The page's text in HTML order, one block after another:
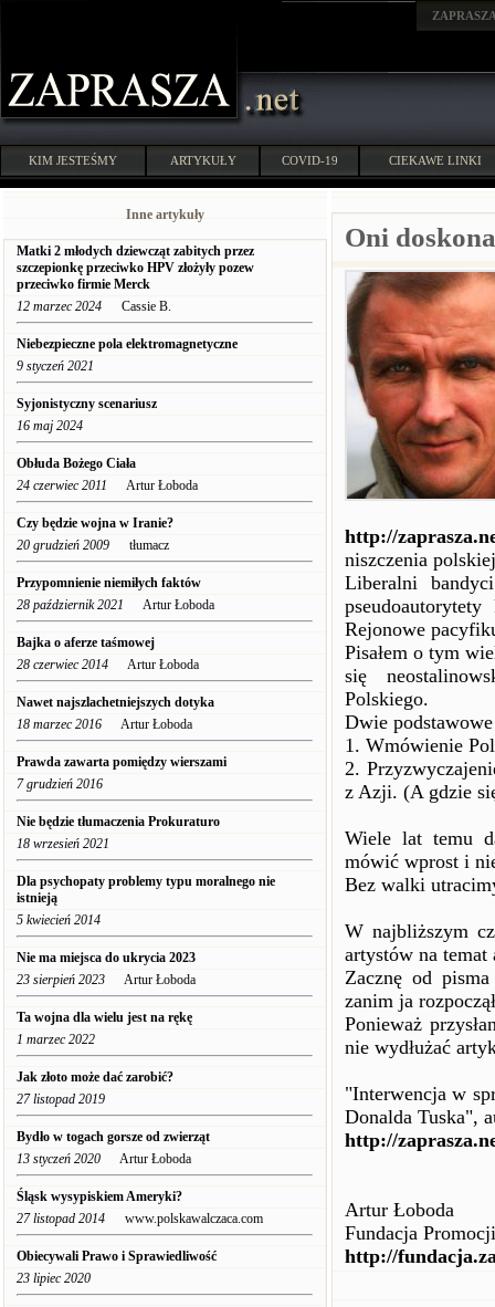
KIM JESTEŚMY ARTYKUŁY COVID-19 CIEKAWE LINKI
Inne artykuły
Matki 2 młodych dziewcząt zabitych przez
szczepionkę przeciwko HPV złożyły pozew
przeciwko firmie Merck
12 marzec 2024 Cassie B.
Niebezpieczne pola elektromagnetyczne
9 styczeń 2021
Syjonistyczny scenariusz
16 maj 2024
Obłuda Bożego Ciała
24 czerwiec 2011 Artur Łoboda
Czy będzie wojna w Iranie?
20 grudzień 2009 tłumacz
Przypomnienie niemiłych faktów
28 październik 2021 Artur Łoboda
Bajka o aferze taśmowej
28 czerwiec 2014 Artur Łoboda
Nawet najszlachetniejszych dotyka
18 marzec 2016 Artur Łoboda
Prawda zawarta pomiędzy wierszami
7 grudzień 2016
Nie będzie tłumaczenia Prokuraturo
18 wrzesień 2021
Dla psychopaty problemy typu moralnego nie
istnieją
5 kwiecień 2014
Nie ma miejsca do ukrycia 2023
23 sierpień 2023 Artur Łoboda
Ta wojna dla wielu jest na rękę
1 marzec 2022
Jak złoto może dać zarobić?
27 listopad 2019
Bydło w togach gorsze od zwierząt
13 styczeń 2020 Artur Łoboda
Śląsk wysypiskiem Ameryki?
27 listopad 2014 www.polskawalczaca.com
Obiecywali Prawo i Sprawiedliwość
23 lipiec 2020
Oni
http://
niszczenia
Liberalni
Rejonowe
Pisałem o tym
się
Polskiego.
Dwie
1. Wmówienie
2.
z Azji. (A gdzie
Wiele lat temu
mówić wprost i
Bez walki
W najbliższym
artystów na
Zacznę od
zanim ja
Ponieważ
nie wydłużać
"Interwencja w
Donalda Tuska",
http://
Artur Łoboda
Fundacja
http://